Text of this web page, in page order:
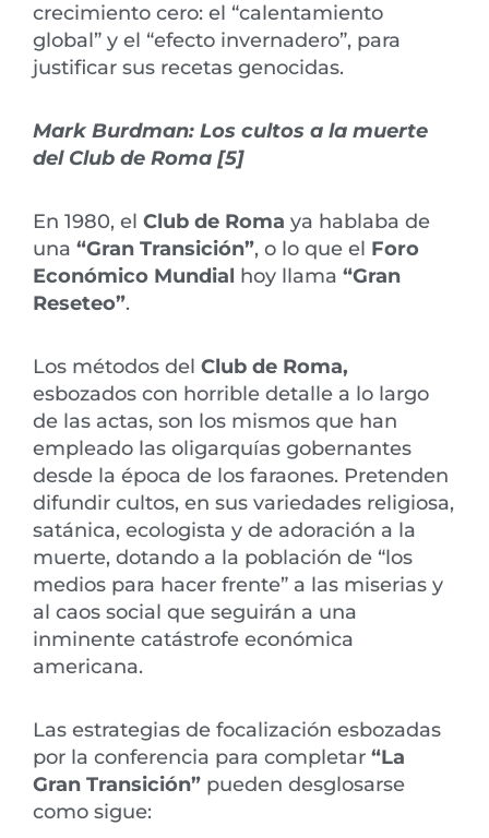
crecimiento cero: el “calentamiento
global” y el “efecto invernadero”, para
justificar sus recetas genocidas.
Mark Burdman: Los cultos a la muerte
del Club de Roma [5]
En 1980, el Club de Roma ya hablaba de
una “Gran Transición”, o lo que el Foro
Económico Mundial hoy llama “Gran
Reseteo”.
Los métodos del Club de Roma,
esbozados con horrible detalle a lo largo
de las actas, son los mismos que han
empleado las oligarquías gobernantes
desde la época de los faraones. Pretenden
difundir cultos, en sus variedades religiosa,
satánica, ecologista y de adoración a la
muerte, dotando a la población de “los
medios para hacer frente” a las miserias y
al caos social que seguirán a una
inminente catástrofe económica
americana.
Las estrategias de focalización esbozadas
por la conferencia para completar “La
Gran Transición” pueden desglosarse
como sigue: